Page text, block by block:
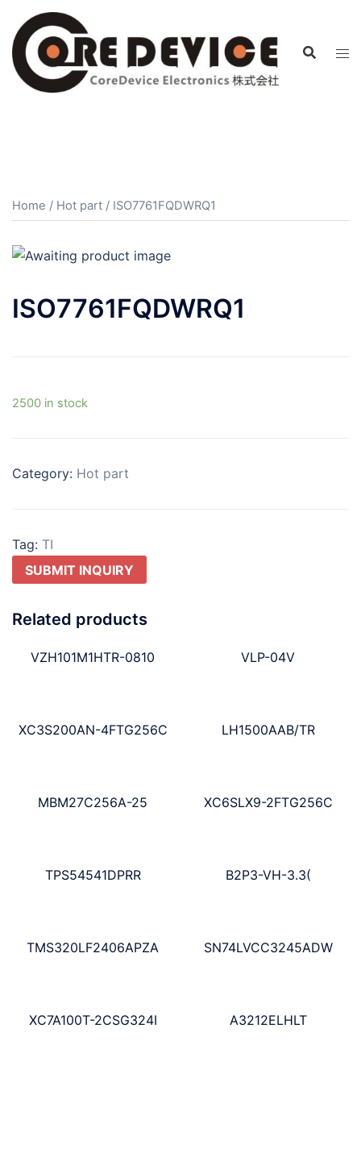
Home / Hot part / ISO7761FQDWRQ1
ISO7761FQDWRQ1
2500 in stock
Category: Hot part
Tag: TI
SUBMIT INQUIRY
Related products
VZH101M1HTR-0810 VLP-04V
XC3S200AN-4FTG256C LH1500AAB/TR
MBM27C256A-25 XC6SLX9-2FTG256C
TPS54541DPRR B2P3-VH-3.3(
TMS320LF2406APZA SN74LVCC3245ADW
XC7A100T-2CSG324I A3212ELHLT